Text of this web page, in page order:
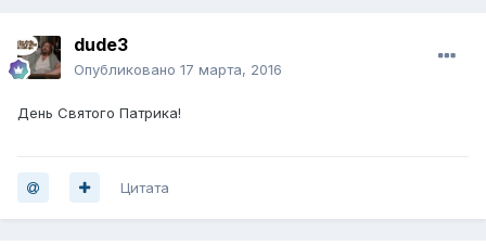
dude3
Опубликовано 17 марта, 2016
День Святого Патрика!
Цитата